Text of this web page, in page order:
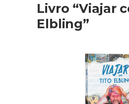
Livro “Viajar
Elbling”